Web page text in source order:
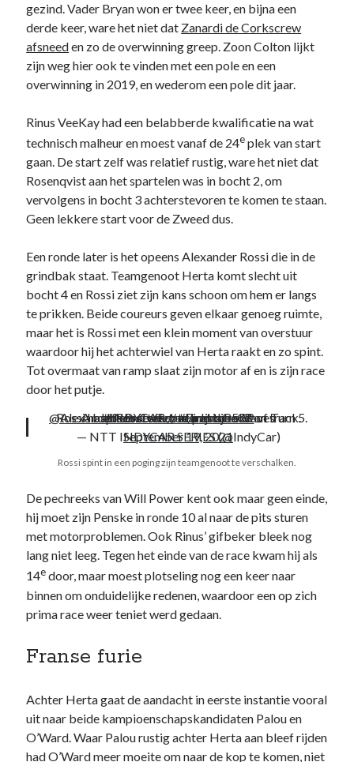
gezind. Vader Bryan won er twee keer, en bijna een
derde keer, ware het niet dat Zanardi de Corkscrew
afsneeden zo de overwinning greep. Zoon Colton lijkt
zijn weg hier ook te vinden met een pole en een
overwinning in 2019, en wederom een pole dit jaar.
Rinus VeeKay had een belabberde kwalificatie na wat
technisch malheur en moest vanaf de 24eplek van start
gaan. De start zelf was relatief rustig, ware het niet dat
Rosenqvist aan het spartelen was in bocht 2, om
vervolgens in bocht 3 achterstevoren te komen te staan.
Geen lekkere start voor de Zweed dus.
Een ronde later is het opeens Alexander Rossi die in de
grindbak staat. Teamgenoot Herta komt slecht uit
bocht 4 en Rossi ziet zijn kans schoon om hem er langs
te prikken. Beide coureurs geven elkaar genoeg ruimte,
maar het is Rossi met een klein moment van overstuur
waardoor hij het achterwiel van Herta raakt en zo spint.
Tot overmaat van ramp slaat zijn motor af en is zijn race
door het putje.
A battle between teammates leaves
@AlexanderRossioff-track at the exit of Turn 5.
Rossi has been restarted and is back on track.
#INDYCAR//#FirestoneGP
pic.twitter.com/pJjacjP5IV
— NTT INDYCAR SERIES (@IndyCar)
September 19, 2021
Rossi spint in een poging zijn teamgenoot te verschalken.
De pechreeks van Will Power kent ook maar geen einde,
hij moet zijn Penske in ronde 10 al naar de pits sturen
met motorproblemen. Ook Rinus’ gifbeker bleek nog
lang niet leeg. Tegen het einde van de race kwam hij als
14edoor, maar moest plotseling nog een keer naar
binnen om onduidelijke redenen, waardoor een op zich
prima race weer teniet werd gedaan.
Franse furie
Achter Herta gaat de aandacht in eerste instantie vooral
uit naar beide kampioenschapskandidaten Palou en
O’Ward. Waar Palou rustig achter Herta aan bleef rijden
had O’Ward meer moeite om naar de kop te komen, niet
Noodzakelijk
Deze cookies
zijn
om de website
te laten
werken.
cookies
gebruikt om
het gebruik
van de